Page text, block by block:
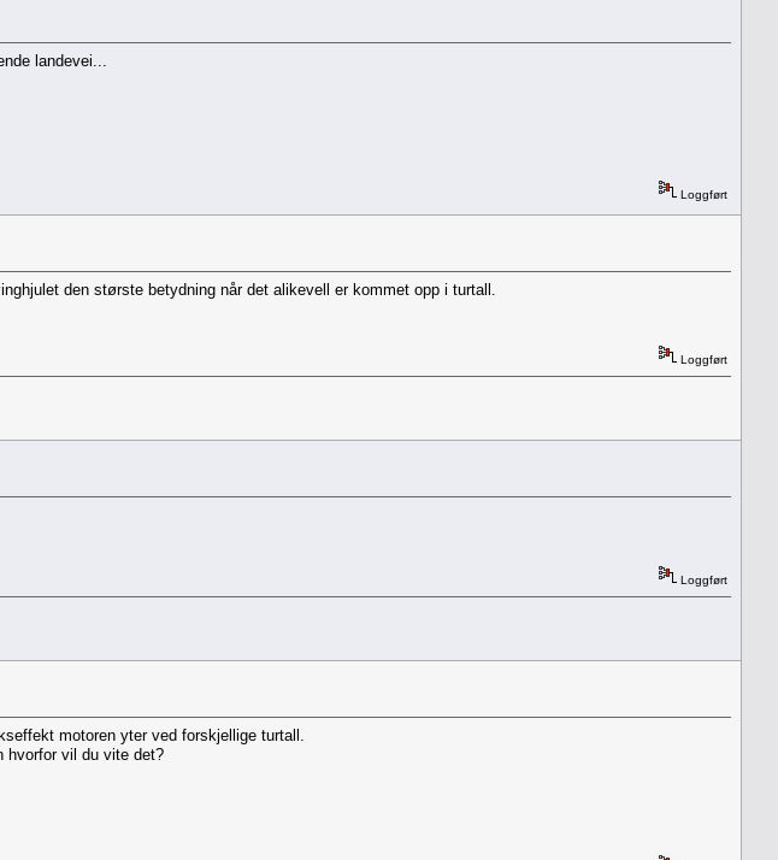
landevei...
Loggført
den største betydning når det alikevell er kommet opp i turtall.
Loggført
Loggført
motoren yter ved forskjellige turtall.
hvorfor vil du vite det?